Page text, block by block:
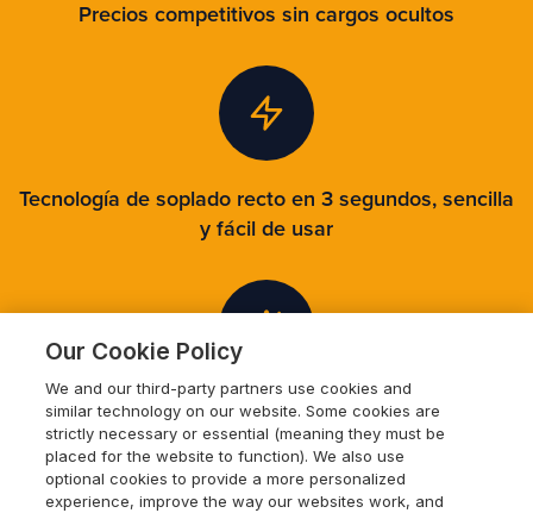
Precios competitivos sin cargos ocultos
Tecnología de soplado recto en 3 segundos, sencilla
y fácil de usar
Altas normas de higiene con limpieza a fondo antes
de cada uso
Our Cookie Policy
We and our third-party partners use cookies and
similar technology on our website. Some cookies are
strictly necessary or essential (meaning they must be
placed for the website to function). We also use
optional cookies to provide a more personalized
experience, improve the way our websites work, and